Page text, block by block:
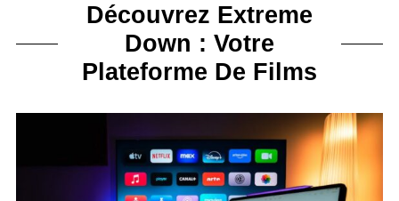
Découvrez Extreme
Down : Votre
Plateforme De Films